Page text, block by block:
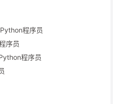
程序员
序员
程序员